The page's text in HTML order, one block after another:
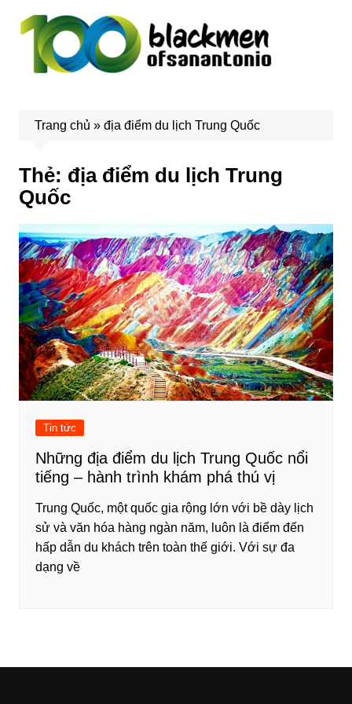
Trang chủ » địa điểm du lịch Trung Quốc
Thẻ: địa điểm du lịch Trung
Quốc
Tin tức
Những địa điểm du lịch Trung Quốc nổi
tiếng – hành trình khám phá thú vị
Trung Quốc, một quốc gia rộng lớn với bề dày lịch
sử và văn hóa hàng ngàn năm, luôn là điểm đến
hấp dẫn du khách trên toàn thế giới. Với sự đa
dạng về